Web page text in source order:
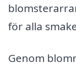
för alla
Genom